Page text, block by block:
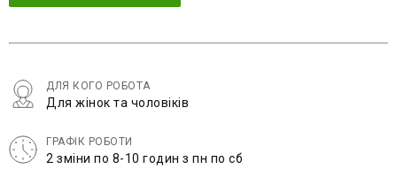
ДЛЯ КОГО РОБОТА
Для жінок та чоловіків
ГРАФІК РОБОТИ
2 зміни по 8-10 годин з пн по сб